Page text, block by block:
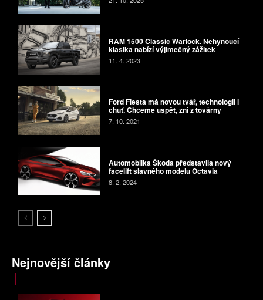
RAM 1500 Classic Warlock. Nehynoucí
klasika nabízí výjimečný zážitek
11. 4. 2023
Ford Fiesta má novou tvář, technologii i
chuť. Chceme uspět, zní z továrny
7. 10. 2021
Automobilka Škoda představila nový
facelift slavného modelu Octavia
8. 2. 2024
Nejnovější články